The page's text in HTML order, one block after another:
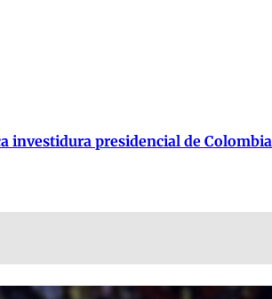
investidura presidencial de Colombia